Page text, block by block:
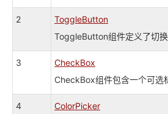
2
ToggleButton
ToggleButton组件定义了切换
3
CheckBox
CheckBox组件包含一个可选
4
ColorPicker